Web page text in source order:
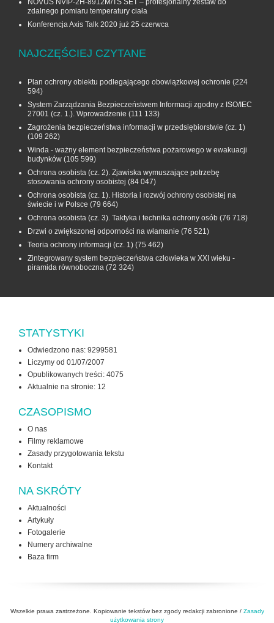
NOVUS NVIP-2H-8912M/TS SET – profesjonalny zestaw do
zdalnego pomiaru temperatury ciała
Konferencja Axis Talk 2020 już 25 czerwca
NAJCZĘŚCIEJ CZYTANE
Plan ochrony obiektu podlegającego obowiązkowej ochronie (224
594)
System Zarządzania Bezpieczeństwem Informacji zgodny z ISO/IEC
27001 (cz. 1.). Wprowadzenie (111 133)
Zagrożenia bezpieczeństwa informacji w przedsiębiorstwie (cz. 1)
(109 262)
Winda - ważny element bezpieczeństwa pożarowego w ewakuacji
budynków (105 599)
Ochrona osobista (cz. 2). Zjawiska wymuszające potrzebę
stosowania ochrony osobistej (84 047)
Ochrona osobista (cz. 1). Historia i rozwój ochrony osobistej na
świecie i w Polsce (79 664)
Ochrona osobista (cz. 3). Taktyka i technika ochrony osób (76 718)
Drzwi o zwiększonej odporności na włamanie (76 521)
Teoria ochrony informacji (cz. 1) (75 462)
Zintegrowany system bezpieczeństwa człowieka w XXI wieku -
piramida równoboczna (72 324)
STATYSTYKI
Odwiedzono nas: 9299581
Liczymy od 01/07/2007
Opublikowanych treści: 4075
Aktualnie na stronie: 12
CZASOPISMO
O nas
Filmy reklamowe
Zasady przygotowania tekstu
Kontakt
NA SKRÓTY
Aktualności
Artykuły
Fotogalerie
Numery archiwalne
Baza firm
Wszelkie prawa zastrzeżone. Kopiowanie tekstów bez zgody redakcji zabronione / Zasady
użytkowania strony